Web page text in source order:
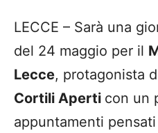
LECCE – Sarà una
del 24 maggio per il
Lecce, protagonista
Cortili Aperti con un
appuntamenti